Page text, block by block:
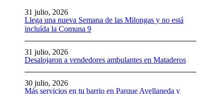
Llega una nueva Semana de las Milongas y no está
incluída la Comuna 9
31 julio, 2026
Desalojaron a vendedores ambulantes en Mataderos
31 julio, 2026
Más servicios en tu barrio en Parque Avellaneda y
30 julio, 2026